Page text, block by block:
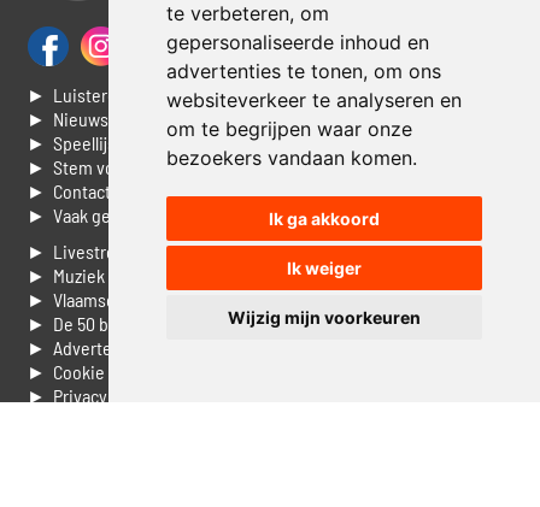
te verbeteren, om
gepersonaliseerde inhoud en
advertenties te tonen, om ons
websiteverkeer te analyseren en
om te begrijpen waar onze
bezoekers vandaan komen.
Ik ga akkoord
Ik weiger
Wijzig mijn voorkeuren
► Luisteren naar Jouwradio
► Nieuws
► Speellijst
► Stem voor de Dag top 3
► Contacteer ons
► Vaak gestelde vragen
► Livestream informatie
► Muziek opzoeken
► Vlaamse 100 Aller tijden
► De 50 beste van...
► Adverteren op Jouwradio
► Cookie voorkeuren wijzigen
► Privacyinformatie